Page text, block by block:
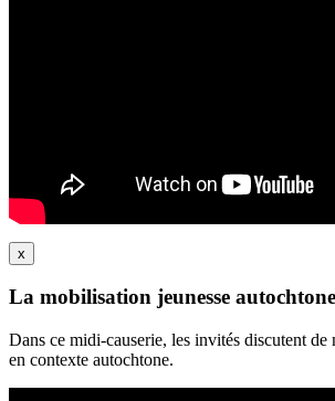
x
La mobilisation jeunesse autochtone
Dans ce midi-causerie, les invités discutent de
en contexte autochtone.